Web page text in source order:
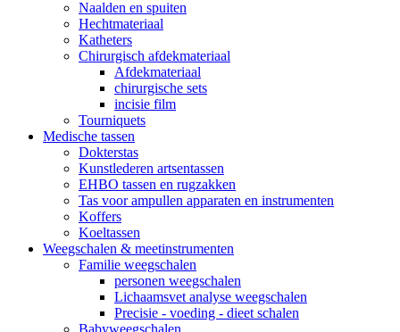
Naalden en spuiten
Hechtmateriaal
Katheters
Chirurgisch afdekmateriaal
Afdekmateriaal
chirurgische sets
incisie film
Tourniquets
Medische tassen
Dokterstas
Kunstlederen artsentassen
EHBO tassen en rugzakken
Tas voor ampullen apparaten en instrumenten
Koffers
Koeltassen
Weegschalen & meetinstrumenten
Familie weegschalen
personen weegschalen
Lichaamsvet analyse weegschalen
Precisie - voeding - dieet schalen
Babyweegschalen